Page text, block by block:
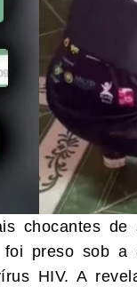
chocantes de
preso sob
HIV. A